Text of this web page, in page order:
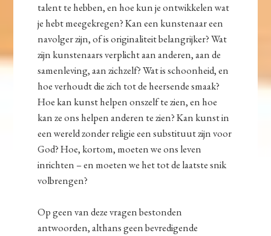
talent te hebben, en hoe kun je ontwikkelen wat
je hebt meegekregen? Kan een kunstenaar een
navolger zijn, of is originaliteit belangrijker? Wat
zijn kunstenaars verplicht aan anderen, aan de
samenleving, aan zichzelf? Wat is schoonheid, en
hoe verhoudt die zich tot de heersende smaak?
Hoe kan kunst helpen onszelf te zien, en hoe
kan ze ons helpen anderen te zien? Kan kunst in
een wereld zonder religie een substituut zijn voor
God? Hoe, kortom, moeten we ons leven
inrichten – en moeten we het tot de laatste snik
volbrengen?
Op geen van deze vragen bestonden
antwoorden, althans geen bevredigende